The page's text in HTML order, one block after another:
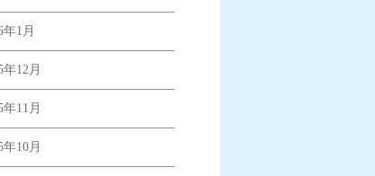
年1月
年12月
年11月
年10月